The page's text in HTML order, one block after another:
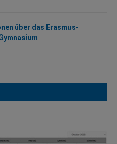
über das Erasmus-